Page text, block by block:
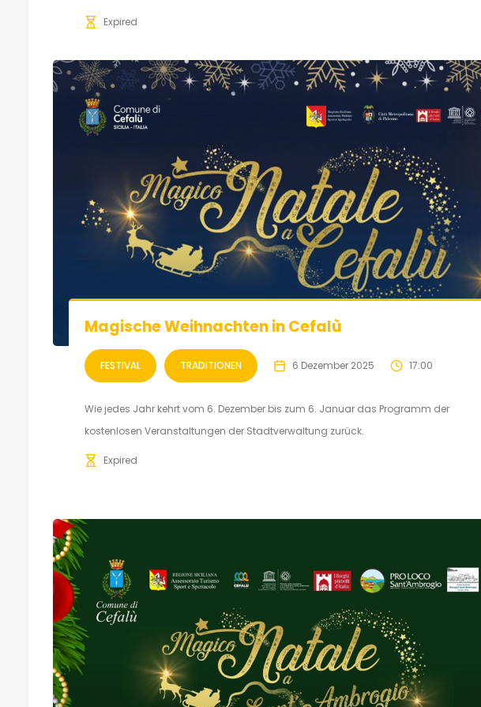
Expired
Magische Weihnachten in Cefalù
FESTIVAL TRADITIONEN 6 Dezember 2025 17:00
Wie jedes Jahr kehrt vom 6. Dezember bis zum 6. Januar das Programm der
kostenlosen Veranstaltungen der Stadtverwaltung zurück.
Expired